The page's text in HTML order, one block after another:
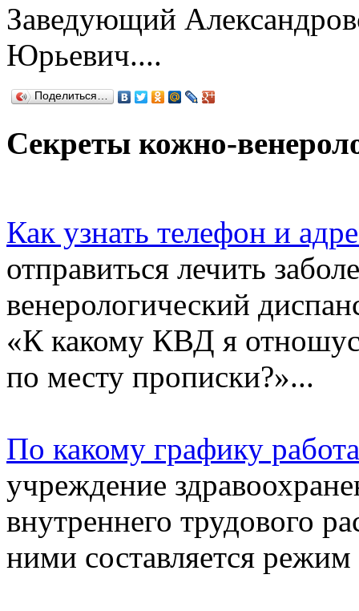
Заведующий
Юрьевич....
Поделиться…
Секреты кожно-
Как узнать телефон и
отправиться лечить
венерологический
«К какому КВД я
по месту прописки?»...
По какому графику
учреждение
внутреннего трудового
ними составляется